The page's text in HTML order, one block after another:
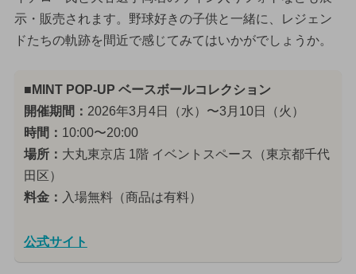
示・販売されます。野球好きの子供と一緒に、レジェン
ドたちの軌跡を間近で感じてみてはいかがでしょうか。
■MINT POP-UP ベースボールコレクション
開催期間： 2026年3月4日（水）〜3月10日（火）
時間： 10:00〜20:00
場所： 大丸東京店 1階 イベントスペース（東京都千代
田区）
料金： 入場無料（商品は有料）
公式サイト